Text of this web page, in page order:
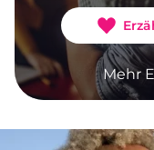
Mehr